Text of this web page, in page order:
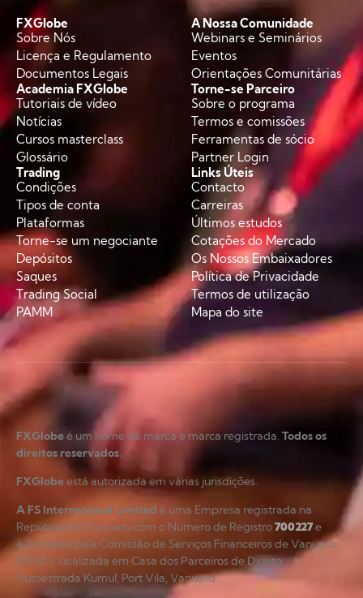
FXGlobe
Sobre Nós
Licença e Regulamento
Documentos Legais
A Nossa Comunidade
Webinars e Seminários
Eventos
Orientações Comunitárias
Academia FXGlobe
Tutoriais de vídeo
Notícias
Cursos masterclass
Glossário
Torne-se Parceiro
Sobre o programa
Termos e comissões
Ferramentas de sócio
Partner Login
Trading
Condições
Tipos de conta
Plataformas
Torne-se um negociante
Depósitos
Saques
Trading Social
PAMM
Links Úteis
Contacto
Carreiras
Últimos estudos
Cotações do Mercado
Os Nossos Embaixadores
Política de Privacidade
Termos de utilização
Mapa do site
FXGlobeé um nome de marca e marca registrada. Todos os
direitos reservados.
FXGlobeestá autorizada em várias jurisdições.
A FS International Limited é uma Empresa registrada na
República de Vanuatu com o Número de Registro700227e
autorizada pela Comissão de Serviços Financeiros de Vanuatu
(VFSC), localizada em Casa dos Parceiros de Direito,
Autoestrada Kumul, Port Vila, Vanuatu.